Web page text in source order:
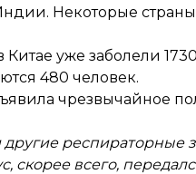
Некоторые
Китае уже заболели
480 человек.
чрезвычайное
респираторные
всего,